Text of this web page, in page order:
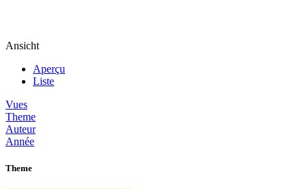
Ansicht
Aperçu
Liste
Vues
Theme
Auteur
Année
Theme